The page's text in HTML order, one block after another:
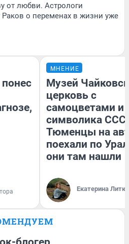
от любви. Астрологи
о переменах в жизни уже
МНЕНИЕ
Музей
церковь с
самоцветами и
символика
Тюменцы на
поехали по
они там нашли
Екатерина